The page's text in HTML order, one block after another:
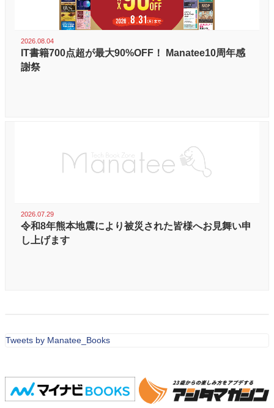
2026.08.04
IT書籍700点超が最大90%OFF！ Manatee10周年感
謝祭
2026.07.29
令和8年熊本地震により被災された皆様へお見舞い申
し上げます
Tweets by Manatee_Books